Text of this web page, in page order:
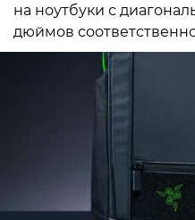
на ноутбуки с
дюймов